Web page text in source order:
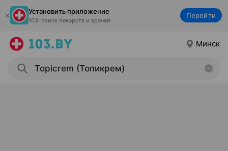
Установить приложение
103: поиск лекарств и врачей
Перейти
Минск